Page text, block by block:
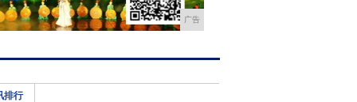
广告
排行